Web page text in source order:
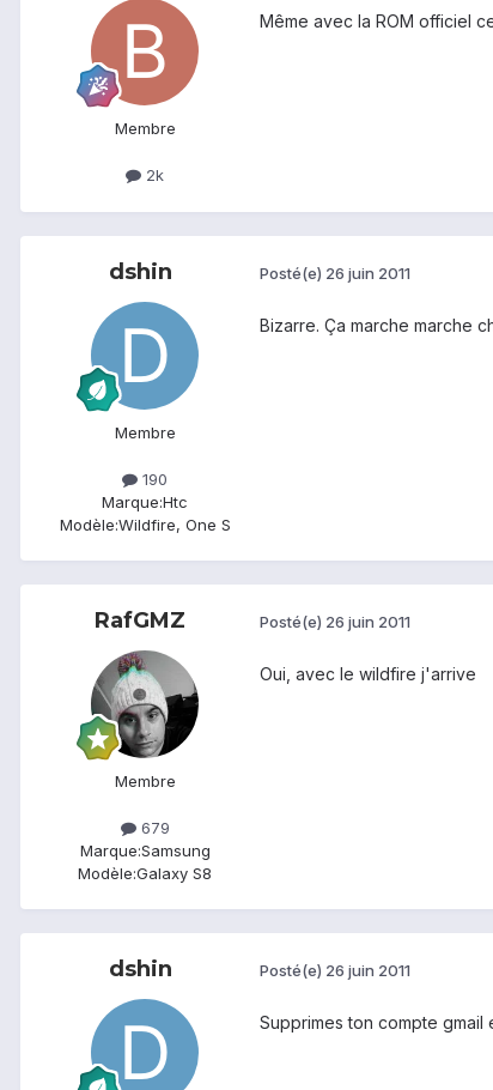
Membre
2k
Même avec la ROM officiel
dshin
Membre
190
Marque:Htc
Modèle:Wildfire, One S
Posté(e) 26 juin 2011
Bizarre. Ça marche marche
RafGMZ
Membre
679
Marque:Samsung
Modèle:Galaxy S8
Posté(e) 26 juin 2011
Oui, avec le wildfire j'arrive
dshin Posté(e) 26 juin 2011
Supprimes ton compte